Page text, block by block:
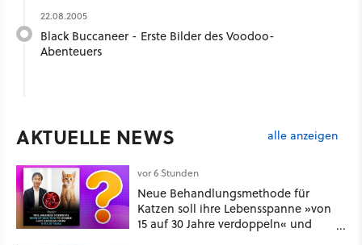
22.08.2005
Black Buccaneer - Erste Bilder des Voodoo-
Abenteuers
AKTUELLE NEWS alle anzeigen
vor 6 Stunden
Neue Behandlungsmethode für
Katzen soll ihre Lebensspanne »von
15 auf 30 Jahre verdoppeln« und